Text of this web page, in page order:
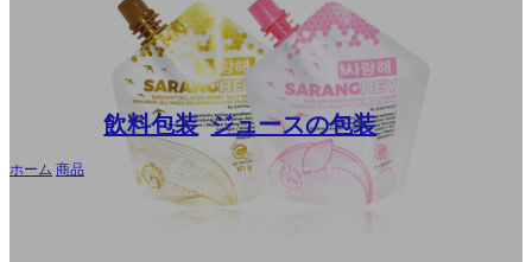
飲料包装,ジュースの包装
ホーム 商品
OEM 光沢のある/マット/UV ゼリー飲料の包装のためのレト
ルトの口の袋、100g 立場の口の袋の製造業者